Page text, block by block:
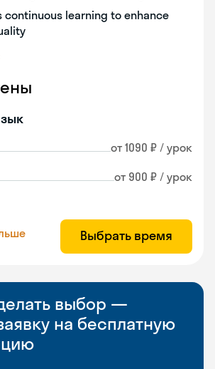
continuous learning to enhance
от 1090 ₽ / урок
от 900 ₽ / урок
Выбрать время
выбор —
на бесплатную